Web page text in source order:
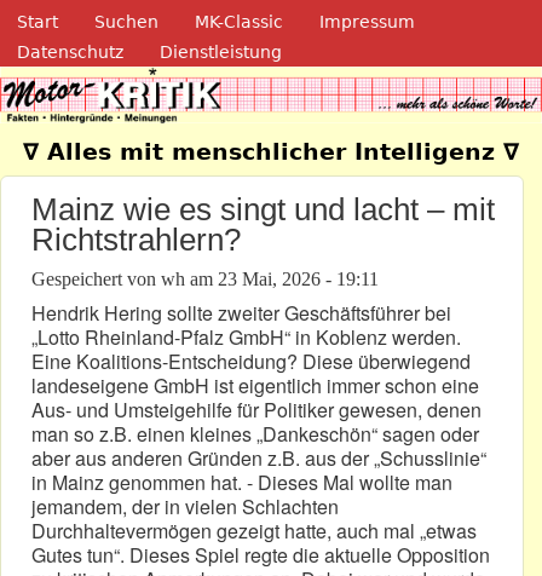
Direkt zum Inhalt
Navigation
Start Suchen MK-Classic
Impressum
Datenschutz
Dienstleistung
Motor-Kritik.de
∇ Alles mit menschlicher Intelligenz ∇
Mainz wie es singt und lacht – mit
Richtstrahlern?
Gespeichert von wh am 23 Mai, 2026 - 19:11
Hendrik Hering sollte zweiter Geschäftsführer bei
„Lotto Rheinland-Pfalz GmbH“ in Koblenz werden.
Eine Koalitions-Entscheidung? Diese überwiegend
landeseigene GmbH ist eigentlich immer schon eine
Aus- und Umsteigehilfe für Politiker gewesen, denen
man so z.B. einen kleines „Dankeschön“ sagen oder
aber aus anderen Gründen z.B. aus der „Schusslinie“
in Mainz genommen hat. - Dieses Mal wollte man
jemandem, der in vielen Schlachten
Durchhaltevermögen gezeigt hatte, auch mal „etwas
Gutes tun“. Dieses Spiel regte die aktuelle Opposition